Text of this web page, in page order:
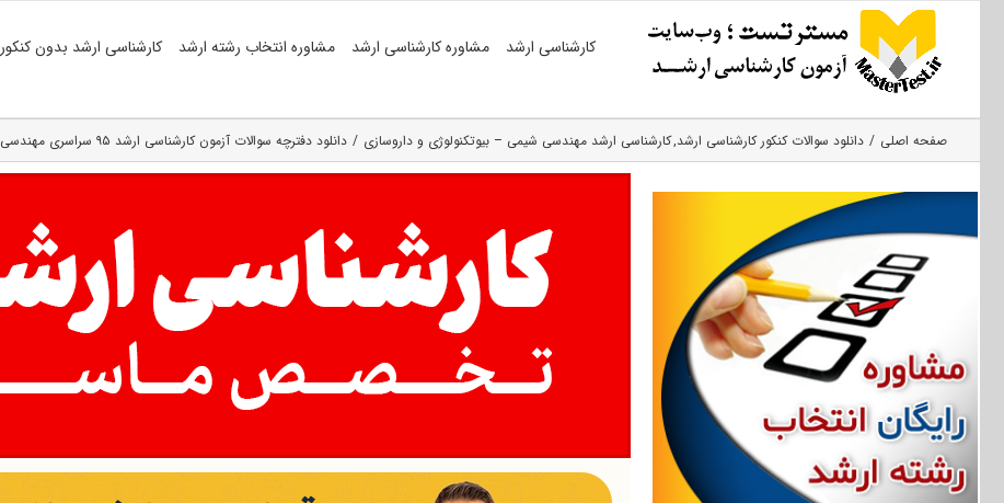
کارشناسی ارشد مشاوره کارشناسی ارشد مشاوره انتخاب رشته ارشد کارشناسی ارشد بدون کنکور
صفحه اصلی دانلود سوالات کنکور کارشناسی ارشد کارشناسی ارشد مهندسی شیمی – بیوتکنولوژی و داروسازی دانلود دفترچه سوالات آزمون کارشناسی ارشد ۹۵ سراسری مهندسی شیمی – بیوتکنولوژی( کد رشته ۱۲۸۵ )